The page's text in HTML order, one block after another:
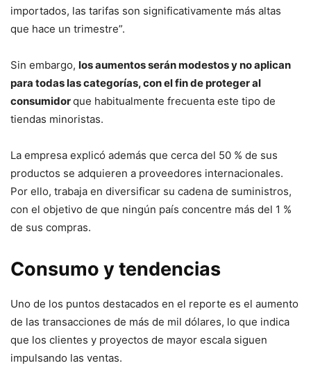
importados, las tarifas son significativamente más altas
que hace un trimestre”.
Sin embargo, los aumentos serán modestos y no aplican
para todas las categorías, con el fin de proteger al
consumidorque habitualmente frecuenta este tipo de
tiendas minoristas.
La empresa explicó además que cerca del 50 % de sus
productos se adquieren a proveedores internacionales.
Por ello, trabaja en diversificar su cadena de suministros,
con el objetivo de que ningún país concentre más del 1 %
de sus compras.
Consumo y tendencias
Uno de los puntos destacados en el reporte es el aumento
de las transacciones de más de mil dólares, lo que indica
que los clientes y proyectos de mayor escala siguen
impulsando las ventas.